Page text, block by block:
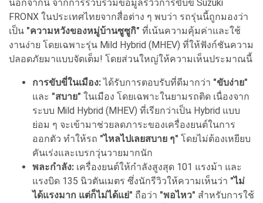
นอกจากนี้ จากการรวบรวมข้อมูลรีวิวการขับขี่ Suzuki
FRONX ในประเทศไทยจากสื่อต่าง ๆ พบว่า รถรุ่นนี้ถูกมองว่า
เป็น "ความหวังของหมู่บ้านซูซูกิ" ที่เน้นความคุ้มค่าและใช้
งานง่าย โดยเฉพาะรุ่น Mild Hybrid (MHEV) ที่ให้ฟังก์ชันความ
ปลอดภัยมาแบบจัดเต็ม! โดยส่วนใหญ่ให้ความเห็นประมาณนี้
การขับขี่ในเมือง:ได้รับการตอบรับที่ดีมากว่า "ขับง่าย"
และ "สบาย" ในเมือง โดยเฉพาะในยามรถติด เนื่องจาก
ระบบ Mild Hybrid (MHEV) ที่เรียกว่าเป็น Hybrid แบบ
ย่อม ๆ จะเข้ามาช่วยลดภาระของเครื่องยนต์ในการ
ออกตัว ทำให้รถ "ไหลไปเลยสบาย ๆ" โดยไม่ต้องเหยียบ
คันเร่งและเบรกวุ่นวายมากนัก
พละกำลัง: เครื่องยนต์ให้กำลังสูงสุด 101 แรงม้า และ
แรงบิด 135 นิวตันเมตร ซึ่งนักรีวิวให้ความเห็นว่า "ไม่
ได้แรงมาก แต่ก็ไม่ได้แย่" ถือว่า "พอไหว" สำหรับการใช้